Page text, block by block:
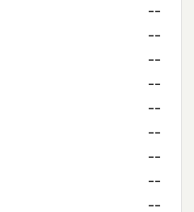
--
--
--
--
--
--
--
--
--